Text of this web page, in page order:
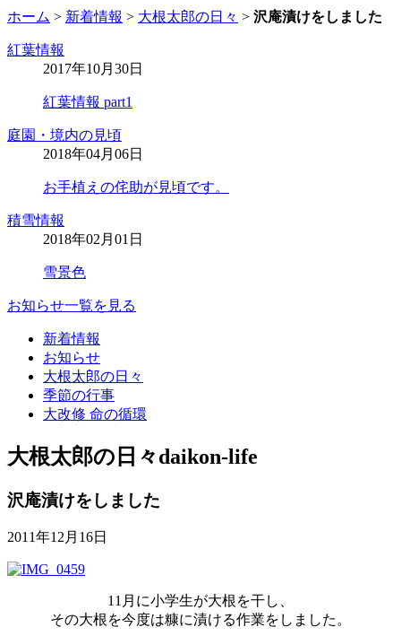
ホーム > 新着情報 > 大根太郎の日々 > 沢庵漬けをしました
紅葉情報
2017年10月30日
紅葉情報 part1
庭園・境内の見頃
2018年04月06日
お手植えの侘助が見頃です。
積雪情報
2018年02月01日
雪景色
お知らせ一覧を見る
新着情報
お知らせ
大根太郎の日々
季節の行事
大改修 命の循環
大根太郎の日々daikon-life
沢庵漬けをしました
2011年12月16日
11月に小学生が大根を干し、
その大根を今度は糠に漬ける作業をしました。